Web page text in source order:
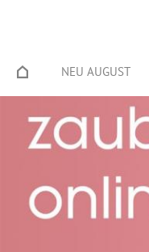
NEU AUGUST